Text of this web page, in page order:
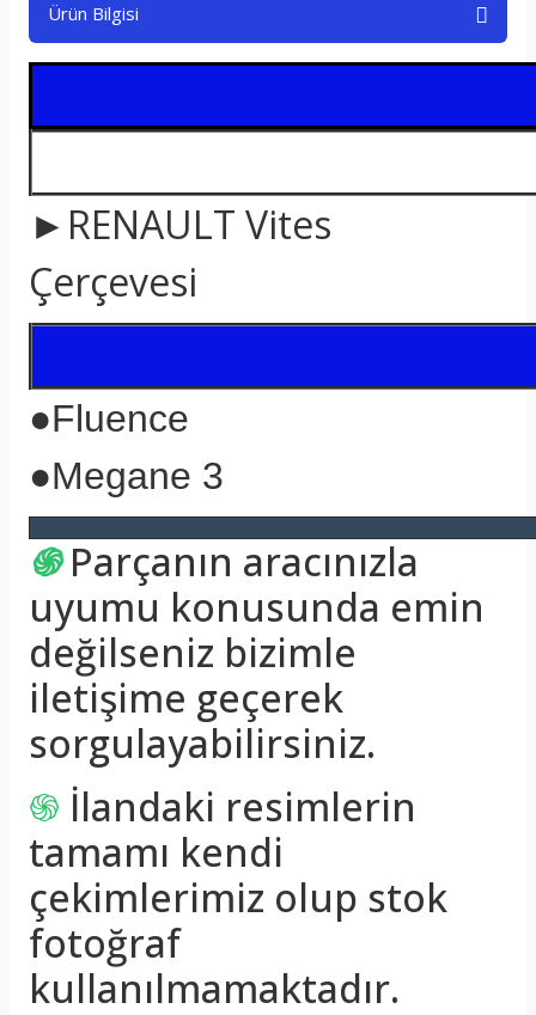
Ürün Bilgisi
►RENAULT Vites
Çerçevesi
●Fluence
●Megane 3
֍ Parçanın aracınızla
uyumu konusunda emin
değilseniz bizimle
iletişime geçerek
sorgulayabilirsiniz.
֍ İlandaki resimlerin
tamamı kendi
çekimlerimiz olup stok
fotoğraf
kullanılmamaktadır.